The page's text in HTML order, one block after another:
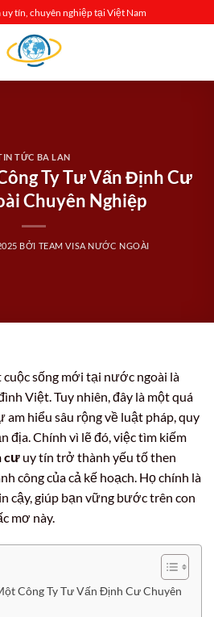
uy tín, chuyên nghiệp tại Việt Nam
TỨC BA LAN
Ty Tư Vấn Định Cư
Chuyên Nghiệp
BỞI TEAM VISA NƯỚC NGOÀI
sống mới tại nước ngoài là
Việt. Tuy nhiên, đây là một quá
hiểu sâu rộng về luật pháp, quy
địa. Chính vì lẽ đó, việc tìm kiếm
cư uy tín trở thành yếu tố then
công của cả kế hoạch. Họ chính là
cậy, giúp bạn vững bước trên con
mơ này.
Công Ty Tư Vấn Định Cư Chuyên